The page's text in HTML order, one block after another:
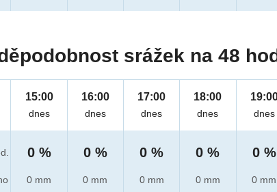
srážek na 48
15:00
dnes
0 %
0 mm
16:00
dnes
0 %
0 mm
17:00
dnes
0 %
0 mm
18:00
dnes
0 %
0 mm
dnes
0 %
0 mm